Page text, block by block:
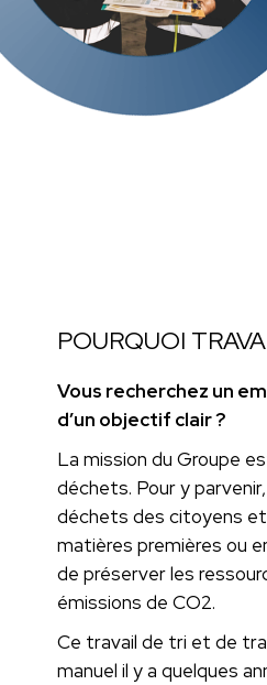
POURQUOI
Vous recherchez un
d’un objectif clair ?
La mission du Groupe
déchets. Pour y
déchets des citoyens
matières premières ou
de préserver les
émissions de CO2.
Ce travail de tri et de
manuel il y a quelques